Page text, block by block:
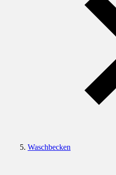
Waschbecken